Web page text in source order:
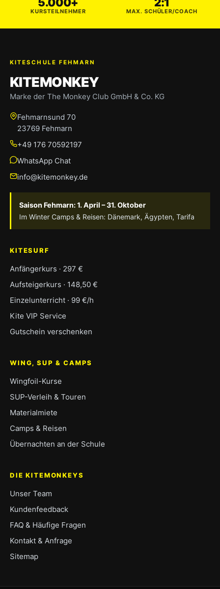
KURSTEILNEHMER MAX. SCHÜLER/COACH
KITESCHULE FEHMARN
KITEMONKEY
Marke der The Monkey Club GmbH & Co. KG
Fehmarnsund 70
23769 Fehmarn
+49 176 70592197
WhatsApp Chat
info@kitemonkey.de
Saison Fehmarn: 1. April – 31. Oktober
Im Winter Camps & Reisen: Dänemark, Ägypten, Tarifa
KITESURF
Anfängerkurs · 297 €
Aufsteigerkurs · 148,50 €
Einzelunterricht · 99 €/h
Kite VIP Service
Gutschein verschenken
WING, SUP & CAMPS
Wingfoil-Kurse
SUP-Verleih & Touren
Materialmiete
Camps & Reisen
Übernachten an der Schule
DIE KITEMONKEYS
Unser Team
Kundenfeedback
FAQ & Häufige Fragen
Kontakt & Anfrage
Sitemap